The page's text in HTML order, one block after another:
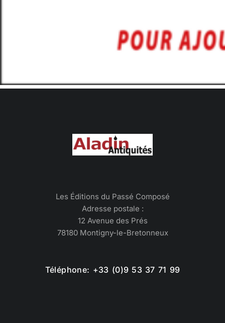
Les Éditions du Passé Composé
Adresse postale :
12 Avenue des Prés
78180 Montigny-le-Bretonneux
Téléphone: +33 (0)9 53 37 71 99